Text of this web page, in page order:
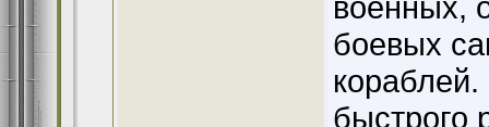
боевых
быстрого